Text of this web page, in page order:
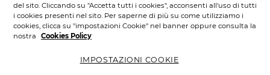
Cofanetto Monoï
1 pz
Set Rituale Monoi
de Tahiti
0.0
del sito. Cliccando su "Accetta tutti i cookies", acconsenti all'uso di tutti
i cookies presenti nel sito. Per saperne di più su come utilizziamo i
cookies, clicca su "impostazioni Cookie" nel banner oppure consulta la
nostra
Cookies Policy
IMPOSTAZIONI COOKIE